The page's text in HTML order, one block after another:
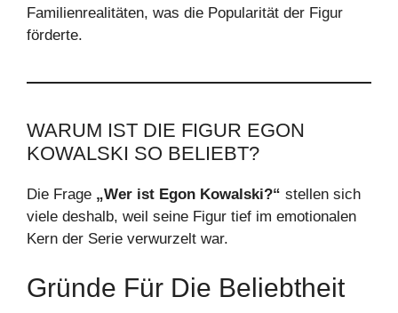
Familienrealitäten, was die Popularität der Figur
förderte.
WARUM IST DIE FIGUR EGON
KOWALSKI SO BELIEBT?
Die Frage „Wer ist Egon Kowalski?“ stellen sich
viele deshalb, weil seine Figur tief im emotionalen
Kern der Serie verwurzelt war.
Gründe Für Die Beliebtheit